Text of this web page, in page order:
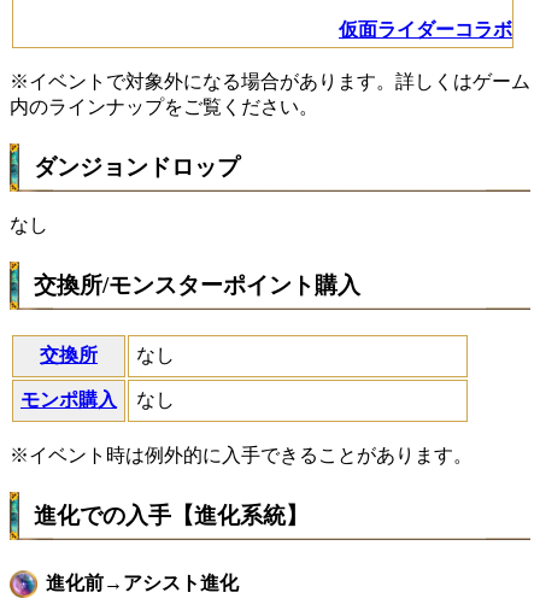
仮面ライダーコラボ
※イベントで対象外になる場合があります。詳しくはゲーム
内のラインナップをご覧ください。
ダンジョンドロップ
なし
交換所/モンスターポイント購入
交換所 なし
モンポ購入 なし
※イベント時は例外的に入手できることがあります。
進化での入手【進化系統】
進化前→アシスト進化